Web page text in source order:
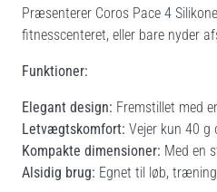
Præsenterer Coros Pace 4
fitnesscenteret, eller bare nyder
Funktioner:
Elegant design: Fremstillet med
Letvægtskomfort: Vejer kun 40 g
Kompakte dimensioner: Med en
Alsidig brug: Egnet til løb,